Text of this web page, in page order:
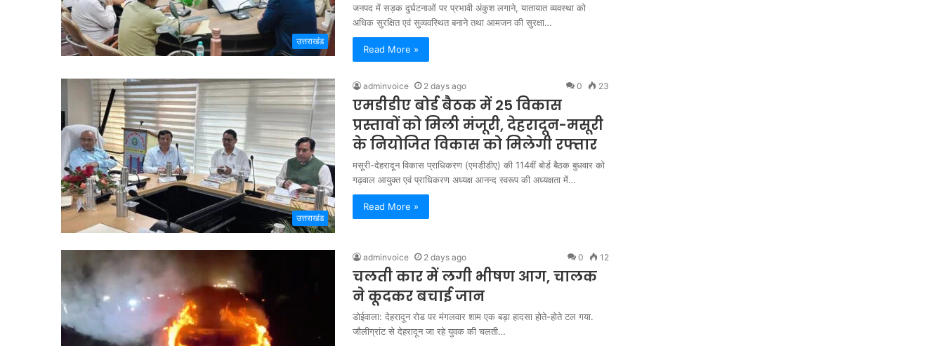
उत्तराखंड
जनपद में सड़क दुर्घटनाओं पर प्रभावी अंकुश लगाने, यातायात व्यवस्था को
अधिक सुरक्षित एवं सुव्यवस्थित बनाने तथा आमजन की सुरक्षा…
Read More »
उत्तराखंड
adminvoice 2 days ago 0 23
एमडीडीए बोर्ड बैठक में 25 विकास
प्रस्तावों को मिली मंजूरी, देहरादून-मसूरी
के नियोजित विकास को मिलेगी रफ्तार
मसूरी-देहरादून विकास प्राधिकरण (एमडीडीए) की 114वीं बोर्ड बैठक बुधवार को
गढ़वाल आयुक्त एवं प्राधिकरण अध्यक्ष आनन्द स्वरूप की अध्यक्षता में…
Read More »
adminvoice 2 days ago 0 12
चलती कार में लगी भीषण आग, चालक
ने कूदकर बचाई जान
डोईवाला: देहरादून रोड पर मंगलवार शाम एक बड़ा हादसा होते-होते टल गया.
जौलीग्रांट से देहरादून जा रहे युवक की चलती…